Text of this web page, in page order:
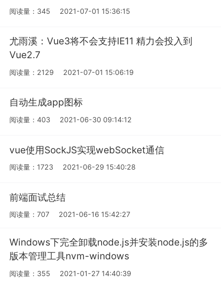
阅读量：345 2021-07-01 15:36:15
尤雨溪：Vue3将不会支持IE11 精力会投入到
Vue2.7
阅读量：2129 2021-07-01 15:06:19
自动生成app图标
阅读量：403 2021-06-30 09:14:12
vue使用SockJS实现webSocket通信
阅读量：1723 2021-06-29 15:40:28
前端面试总结
阅读量：707 2021-06-16 15:42:27
Windows下完全卸载node.js并安装node.js的多
版本管理工具nvm-windows
阅读量：355 2021-01-27 14:40:39